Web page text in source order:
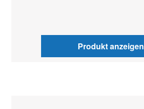
Produkt anzeigen